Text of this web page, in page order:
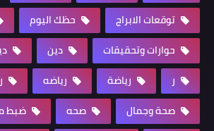
توقعات الابراج
حظك اليوم
حوارات وتحقيقات
دين
ر
رياضة رياضه
صحة وجمال
صحه
ضبط